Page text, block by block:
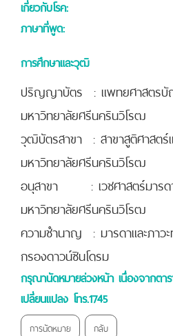
เกี่ยวกับโรค:
ภาษาที่พูด:
การศึกษาและวุฒิ
ปริญญาบัตร : แพทยศาสตร
มหาวิทยาลัยศรีนครินวิโรฒ
วุฒิบัตรสาขา : สาขาสูติศาสตร์แ
มหาวิทยาลัยศรีนครินวิโรฒ
อนุสาขา : เวชศาสตร์มารดา
มหาวิทยาลัยศรีนครินวิโรฒ
ความชำนาญ : มารดาและภาว
กรองดาวน์ซินโดรม
กรุณานัดหมายล่วงหน้า เนื่องจากตา
เปลี่ยนแปลง โทร.1745
การนัดหมาย กลับ